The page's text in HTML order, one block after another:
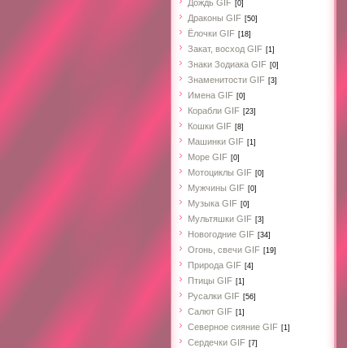
Дождь GIF [0]
Драконы GIF [50]
Ёлочки GIF [18]
Закат, восход GIF [1]
Знаки Зодиака GIF [0]
Знаменитости GIF [3]
Имена GIF [0]
Корабли GIF [23]
Кошки GIF [8]
Машинки GIF [1]
Море GIF [0]
Мотоциклы GIF [0]
Мужчины GIF [0]
Музыка GIF [0]
Мультяшки GIF [3]
Новогодние GIF [34]
Огонь, свечи GIF [19]
Природа GIF [4]
Птицы GIF [1]
Русалки GIF [56]
Салют GIF [1]
Северное сияние GIF [1]
Сердечки GIF [7]